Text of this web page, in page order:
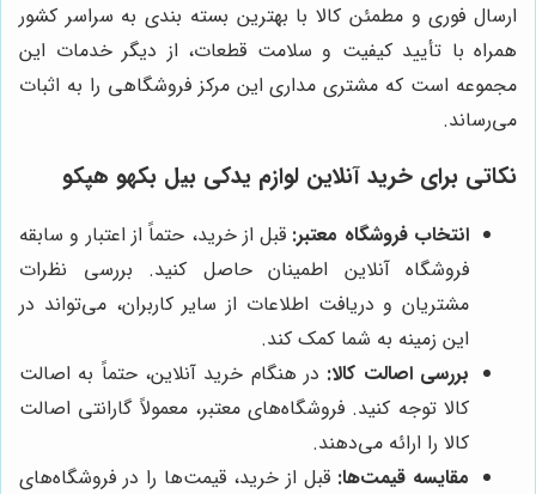
ارسال فوری و مطمئن کالا با بهترین بسته بندی به سراسر کشور
همراه با تأیید کیفیت و سلامت قطعات، از دیگر خدمات این
مجموعه است که مشتری مداری این مرکز فروشگاهی را به اثبات
می‌رساند.
نکاتی برای خرید آنلاین لوازم یدکی بیل بکهو هپکو
انتخاب فروشگاه معتبر: قبل از خرید، حتماً از اعتبار و سابقه
فروشگاه آنلاین اطمینان حاصل کنید. بررسی نظرات
مشتریان و دریافت اطلاعات از سایر کاربران، می‌تواند در
این زمینه به شما کمک کند.
بررسی اصالت کالا: در هنگام خرید آنلاین، حتماً به اصالت
کالا توجه کنید. فروشگاه‌های معتبر، معمولاً گارانتی اصالت
کالا را ارائه می‌دهند.
مقایسه قیمت‌ها: قبل از خرید، قیمت‌ها را در فروشگاه‌های